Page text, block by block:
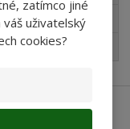
zatímco jiné
uživatelský
cookies?